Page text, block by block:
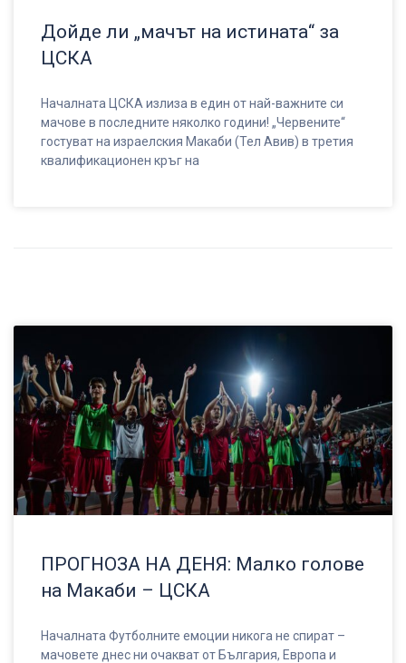
Дойде ли „мачът на истината“ за
ЦСКА
Началната ЦСКА излиза в един от най-важните си
мачове в последните няколко години! „Червените“
гостуват на израелския Макаби (Тел Авив) в третия
квалификационен кръг на
ПРОГНОЗА НА ДЕНЯ: Малко голове
на Макаби – ЦСКА
Началната Футболните емоции никога не спират –
мачовете днес ни очакват от България, Европа и